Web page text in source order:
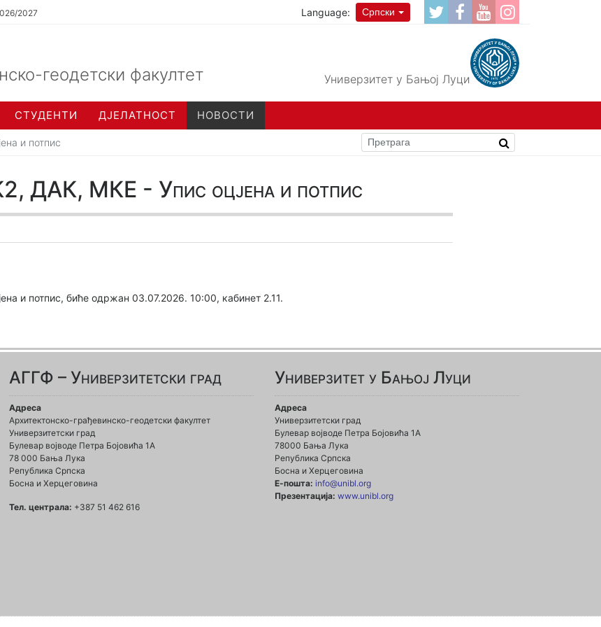
2027 Language: Српски
геодетски факултет Универзитет у Бањој Луци
СТУДЕНТИ ДЈЕЛАТНОСТ НОВОСТИ
и потпис
ДАК, МКЕ - Упис оцјена и потпис
и потпис, биће одржан 03.07.2026. 10:00, кабинет 2.11.
АГГФ – Универзитетски град
Адреса
Архитектонско-грађевинско-геодетски факултет
Универзитетски град
Булевар војводе Петра Бојовића 1A
78 000 Бања Лука
Република Српска
Босна и Херцеговина
Тел. централа: +387 51 462 616
Универзитет у Бањој Луци
Адреса
Универзитетски град
Булевар војводе Петра Бојовића 1А
78000 Бања Лука
Република Српска
Босна и Херцеговина
Е-пошта: info@unibl.org
Презентација: www.unibl.org